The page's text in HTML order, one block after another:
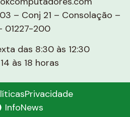
– Conj 21 – Consolação –
01227-200
das 8:30 às 12:30
às 18 horas
Privacidade
InfoNews